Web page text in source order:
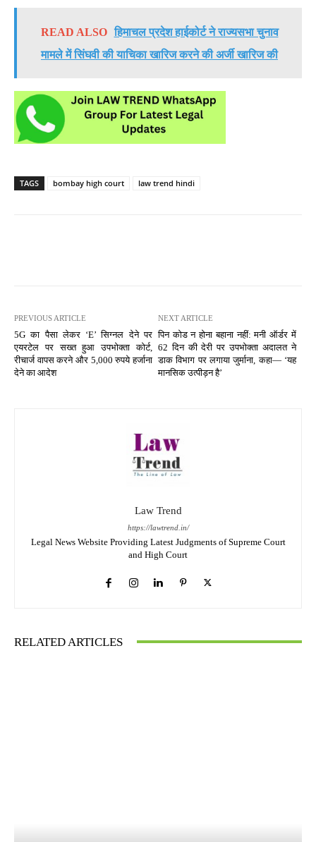
READ ALSO हिमाचल प्रदेश हाईकोर्ट ने राज्यसभा चुनाव
मामले में सिंघवी की याचिका खारिज करने की अर्जी खारिज की
TAGS bombay high court law trend hindi
PREVIOUS ARTICLE
5G का पैसा लेकर ‘E’ सिग्नल देने पर
एयरटेल पर सख्त हुआ उपभोक्ता कोर्ट,
रीचार्ज वापस करने और 5,000 रुपये हर्जाना
देने का आदेश
NEXT ARTICLE
पिन कोड न होना बहाना नहीं: मनी ऑर्डर में
62 दिन की देरी पर उपभोक्ता अदालत ने
डाक विभाग पर लगाया जुर्माना, कहा— ‘यह
मानसिक उत्पीड़न है’
Law Trend
https://lawtrend.in/
Legal News Website Providing Latest Judgments of Supreme Court
and High Court
RELATED ARTICLES